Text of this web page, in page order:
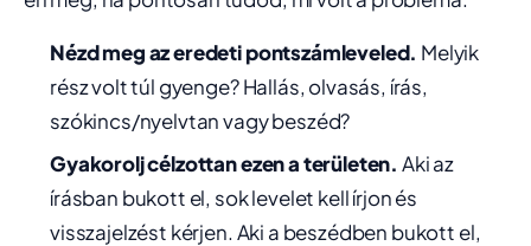
Nézd meg az eredeti pontszámleveled. Melyik
rész volt túl gyenge? Hallás, olvasás, írás,
szókincs/nyelvtan vagy beszéd?
Gyakorolj célzottan ezen a területen. Aki az
írásban bukott el, sok levelet kell írjon és
visszajelzést kérjen. Aki a beszédben bukott el,